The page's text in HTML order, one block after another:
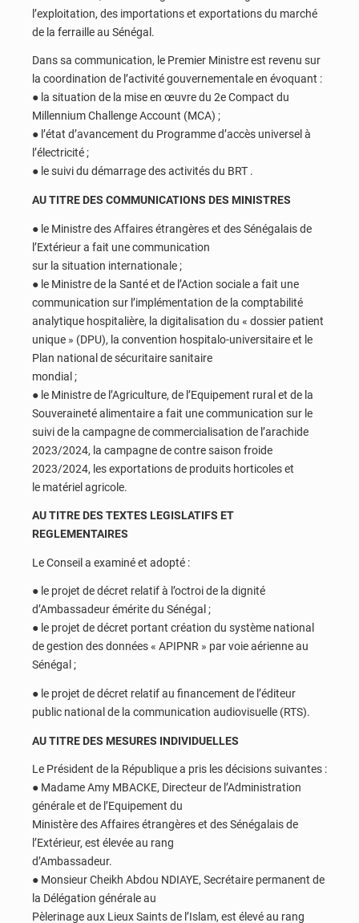
l’exploitation, des importations et exportations du marché
de la ferraille au Sénégal.
Dans sa communication, le Premier Ministre est revenu sur
la coordination de l’activité gouvernementale en évoquant :
● la situation de la mise en œuvre du 2e Compact du
Millennium Challenge Account (MCA) ;
● l’état d’avancement du Programme d’accès universel à
l’électricité ;
● le suivi du démarrage des activités du BRT .
AU TITRE DES COMMUNICATIONS DES MINISTRES
● le Ministre des Affaires étrangères et des Sénégalais de
l’Extérieur a fait une communication
sur la situation internationale ;
● le Ministre de la Santé et de l’Action sociale a fait une
communication sur l’implémentation de la comptabilité
analytique hospitalière, la digitalisation du « dossier patient
unique » (DPU), la convention hospitalo-universitaire et le
Plan national de sécuritaire sanitaire
mondial ;
● le Ministre de l’Agriculture, de l’Equipement rural et de la
Souveraineté alimentaire a fait une communication sur le
suivi de la campagne de commercialisation de l’arachide
2023/2024, la campagne de contre saison froide
2023/2024, les exportations de produits horticoles et
le matériel agricole.
AU TITRE DES TEXTES LEGISLATIFS ET
REGLEMENTAIRES
Le Conseil a examiné et adopté :
● le projet de décret relatif à l’octroi de la dignité
d’Ambassadeur émérite du Sénégal ;
● le projet de décret portant création du système national
de gestion des données « APIPNR » par voie aérienne au
Sénégal ;
● le projet de décret relatif au financement de l’éditeur
public national de la communication audiovisuelle (RTS).
AU TITRE DES MESURES INDIVIDUELLES
Le Président de la République a pris les décisions suivantes :
● Madame Amy MBACKE, Directeur de l’Administration
générale et de l’Equipement du
Ministère des Affaires étrangères et des Sénégalais de
l’Extérieur, est élevée au rang
d’Ambassadeur.
● Monsieur Cheikh Abdou NDIAYE, Secrétaire permanent de
la Délégation générale au
Pèlerinage aux Lieux Saints de l’Islam, est élevé au rang